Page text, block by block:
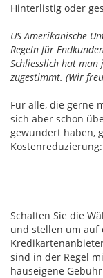
Hinterlistig oder
US Amerikanische
Regeln für
Schliesslich hat man
zugestimmt. (Wir
Für alle, die gerne
sich aber schon
gewundert haben,
Kostenreduzierung:
Schalten Sie die
und stellen um auf
sind in der Regel
hauseigene